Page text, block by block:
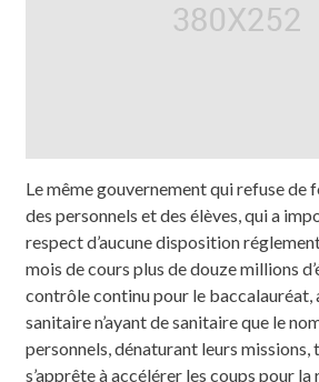
Le même gouvernement qui refuse de
des personnels et des élèves, qui a
respect d’aucune disposition
mois de cours plus de douze millions
contrôle continu pour le baccalauréat,
sanitaire n’ayant de sanitaire que le
personnels, dénaturant leurs missions,
s’apprête à accélérer les coups pour